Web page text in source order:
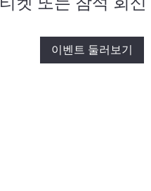
이벤트 둘러보기